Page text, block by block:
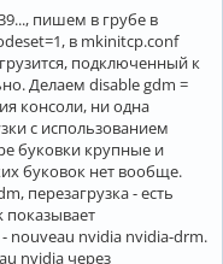
пишем в грубе в
в mkinitcp.conf
подключенный к
Делаем disable gdm =
консоли, ни одна
с использованием
буковки крупные и
буковок нет вообще.
перезагрузка - есть
показывает
nouveau nvidia nvidia-drm.
nvidia через